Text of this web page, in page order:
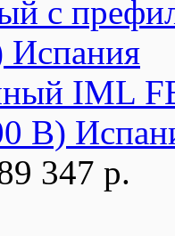
IML
В)
347 р.